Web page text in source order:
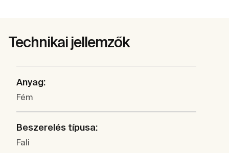
Technikai jellemzők
Anyag:
Fém
Beszerelés típusa:
Fali